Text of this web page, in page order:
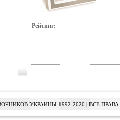
Рейтинг:
УКРАИНЫ 1992-2020 | ВСЕ